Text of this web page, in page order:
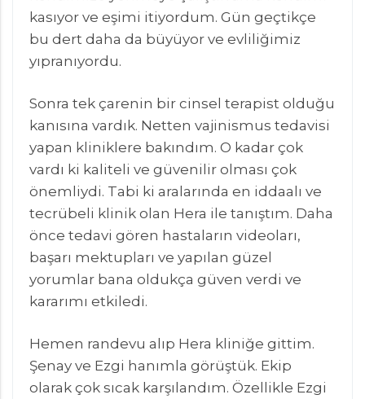
kasıyor ve eşimi itiyordum. Gün geçtikçe
bu dert daha da büyüyor ve evliliğimiz
yıpranıyordu.
Sonra tek çarenin bir cinsel terapist olduğu
kanısına vardık. Netten vajinismus tedavisi
yapan kliniklere bakındım. O kadar çok
vardı ki kaliteli ve güvenilir olması çok
önemliydi. Tabi ki aralarında en iddaalı ve
tecrübeli klinik olan Hera ile tanıştım. Daha
önce tedavi gören hastaların videoları,
başarı mektupları ve yapılan güzel
yorumlar bana oldukça güven verdi ve
kararımı etkiledi.
Hemen randevu alıp Hera kliniğe gittim.
Şenay ve Ezgi hanımla görüştük. Ekip
olarak çok sıcak karşılandım. Özellikle Ezgi